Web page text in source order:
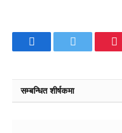
Facebook
सम्बन्धित शीर्षकमा